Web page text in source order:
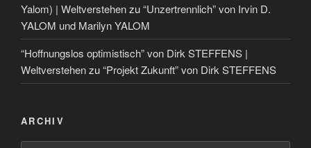
Yalom) | Weltverstehenzu“Unzertrennlich” von Irvin D.
YALOM und Marilyn YALOM
“Hoffnungslos optimistisch” von Dirk STEFFENS |
Weltverstehenzu“Projekt Zukunft” von Dirk STEFFENS
ARCHIV